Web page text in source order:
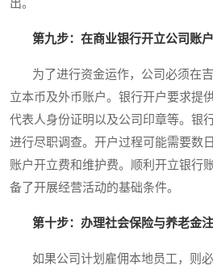
出。
第九步：在商业银行开立公司账户
为了进行资金运作，公司必须在吉
立本币及外币账户。银行开户要求提
代表人身份证明以及公司印章等。银
进行尽职调查。开户过程可能需要数
账户开立费和维护费。顺利开立银行
备了开展经营活动的基础条件。
第十步：办理社会保险与养老金
如果公司计划雇佣本地员工，则必